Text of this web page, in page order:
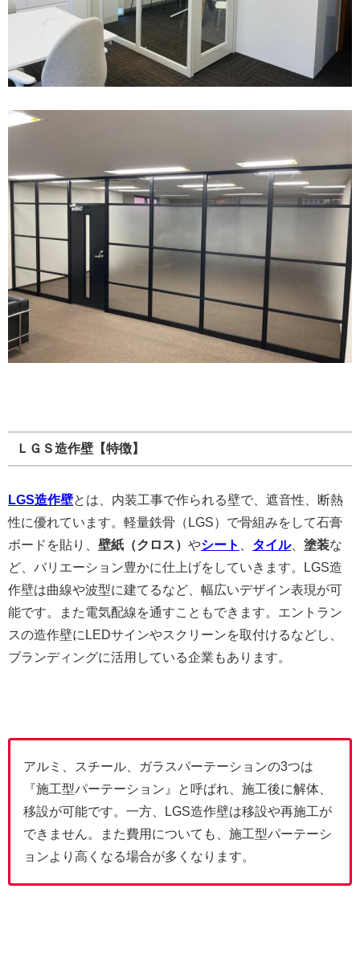
ＬＧＳ造作壁【特徴】
LGS造作壁とは、内装工事で作られる壁で、遮音性、断熱
性に優れています。軽量鉄骨（LGS）で骨組みをして石膏
ボードを貼り、 壁紙（クロス） やシート タイル、 塗装な
ど、バリエーション豊かに仕上げをしていきます。LGS造
作壁は曲線や波型に建てるなど、幅広いデザイン表現が可
能です。また電気配線を通すこともできます。エントラン
スの造作壁にLEDサインやスクリーンを取付けるなどし、
ブランディングに活用している企業もあります。
アルミ、スチール、ガラスパーテーションの3つは
『施工型パーテーション』と呼ばれ、施工後に解体、
移設が可能です。一方、LGS造作壁は移設や再施工が
できません。また費用についても、施工型パーテーシ
ョンより高くなる場合が多くなります。